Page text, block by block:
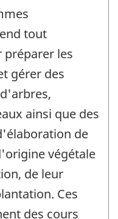
tout
les
gérer des
ainsi que des
de
végétale
de leur
Ces
des cours